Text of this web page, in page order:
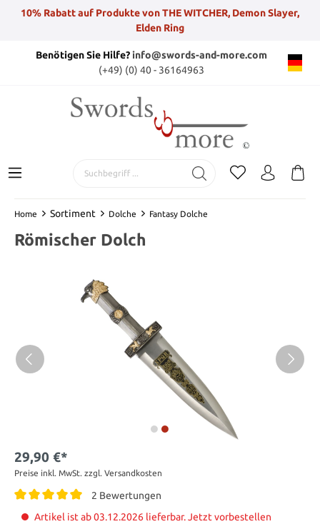
10% Rabatt auf Produkte von THE WITCHER, Demon Slayer,
Elden Ring
Benötigen Sie Hilfe?info@swords-and-more.com
(+49) (0) 40 - 36164963
Home Sortiment Dolche Fantasy Dolche
Römischer Dolch
29,90 €*
Preise inkl. MwSt. zzgl. Versandkosten
2 Bewertungen
Artikel ist ab 03.12.2026 lieferbar. Jetzt vorbestellen